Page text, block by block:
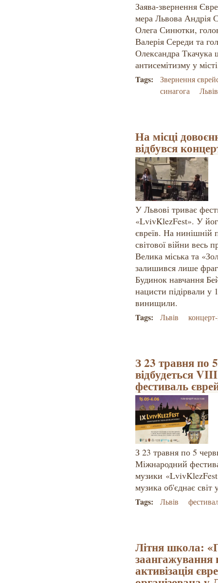
Заява-звернення
мера Львова Андрія
Олега Синютки,
Валерія Середи та
Олександра Ткачука
антисемітизму у
Tags:
Звернення
синагога
Львів
На місці
відбувся
У Львові триває
«LvivKlezFest». У
євреїв. На нинішній
світової війни весь
Велика міська та
залишився лише
Будинок навчання
нацисти підірвали у
винищили.
Tags: Львів
З 23 травня по
відбудеться
фестиваль
З 23 травня по 5
Міжнародний
музики
музика об'єднає світ
Tags: Львів
Літня школа:
заангажування
активізація